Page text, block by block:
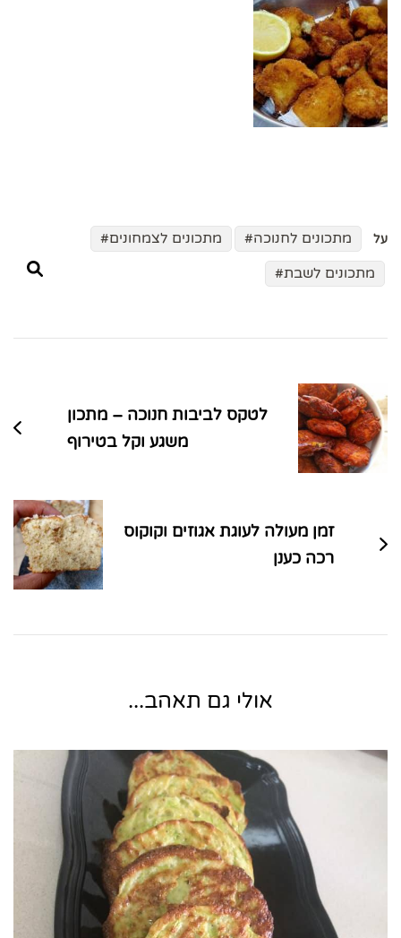
על מתכונים לחנוכה
מתכונים לצמחונים
מתכונים לשבת
בפוסטים
לטקס לביבות חנוכה – מתכון
משגע וקל בטירוף
זמן מעולה לעוגת אגוזים וקוקוס
רכה כענן
אולי גם תאהב...